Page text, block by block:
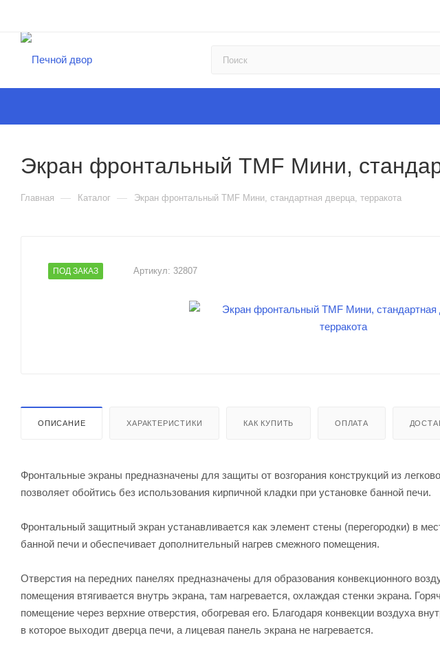
Экран фронтальный TMF Мини,
Главная — Каталог — Экран фронтальный TMF Мини, стандартная дверца, терракота
ПОД ЗАКАЗ Артикул: 32807
ОПИСАНИЕ ХАРАКТЕРИСТИКИ КАК КУПИТЬ ОПЛАТА
Фронтальные экраны предназначены для защиты от возгорания конструкций из
позволяет обойтись без использования кирпичной кладки при установке банной печи.
Фронтальный защитный экран устанавливается как элемент стены (перегородки) в
банной печи и обеспечивает дополнительный нагрев смежного помещения.
Отверстия на передних панелях предназначены для образования конвекционного
помещения втягивается внутрь экрана, там нагревается, охлаждая стенки экрана.
помещение через верхние отверстия, обогревая его. Благодаря конвекции воздуха
в которое выходит дверца печи, а лицевая панель экрана не нагревается.